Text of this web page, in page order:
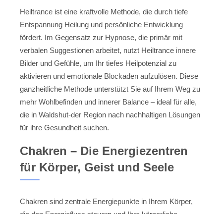
Heiltrance ist eine kraftvolle Methode, die durch tiefe
Entspannung Heilung und persönliche Entwicklung
fördert. Im Gegensatz zur Hypnose, die primär mit
verbalen Suggestionen arbeitet, nutzt Heiltrance innere
Bilder und Gefühle, um Ihr tiefes Heilpotenzial zu
aktivieren und emotionale Blockaden aufzulösen. Diese
ganzheitliche Methode unterstützt Sie auf Ihrem Weg zu
mehr Wohlbefinden und innerer Balance – ideal für alle,
die in Waldshut-der Region nach nachhaltigen Lösungen
für ihre Gesundheit suchen.
Chakren – Die Energiezentren
für Körper, Geist und Seele
Chakren sind zentrale Energiepunkte in Ihrem Körper,